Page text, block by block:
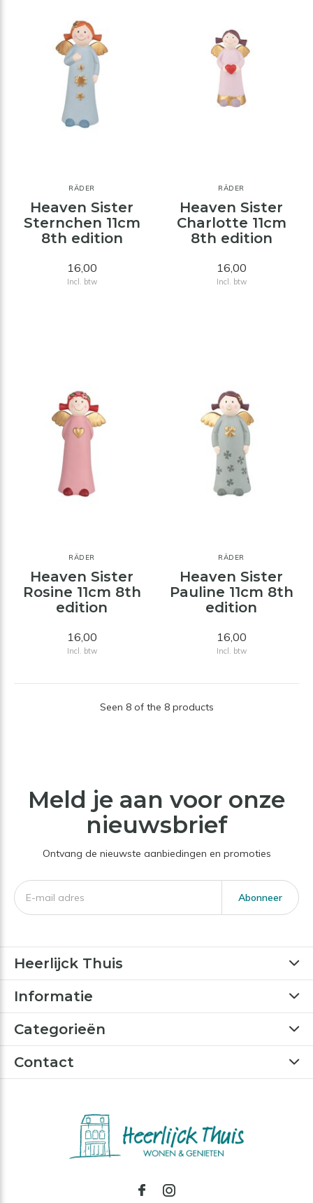
RÄDER
Heaven Sister
Sternchen 11cm
8th edition
16,00
Incl. btw
RÄDER
Heaven Sister
Charlotte 11cm
8th edition
16,00
Incl. btw
RÄDER
Heaven Sister
Rosine 11cm 8th
edition
16,00
Incl. btw
RÄDER
Heaven Sister
Pauline 11cm 8th
edition
16,00
Incl. btw
Seen 8 of the 8 products
Meld je aan voor onze
nieuwsbrief
Ontvang de nieuwste aanbiedingen en promoties
Abonneer
Heerlijck Thuis
Informatie
Categorieën
Contact